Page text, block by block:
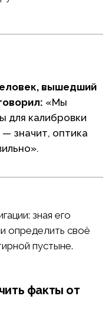
вышедший
«Мы
для калибровки
значит, оптика
зная его
определить своё
пустыне.
факты от